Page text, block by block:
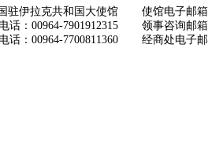
驻伊拉克共和国大使馆
话：00964-7901912315
话：00964-7700811360
使馆电子邮箱
领事咨询邮箱
经商处电子